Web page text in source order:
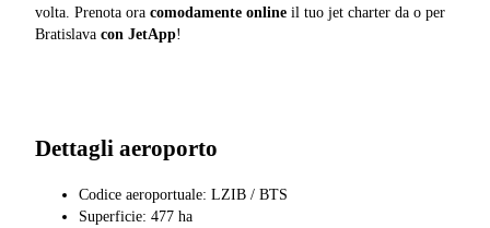
volta. Prenota ora comodamente online il tuo jet charter da o per
Bratislava con JetApp!
Dettagli aeroporto
Codice aeroportuale: LZIB / BTS
Superficie: 477 ha